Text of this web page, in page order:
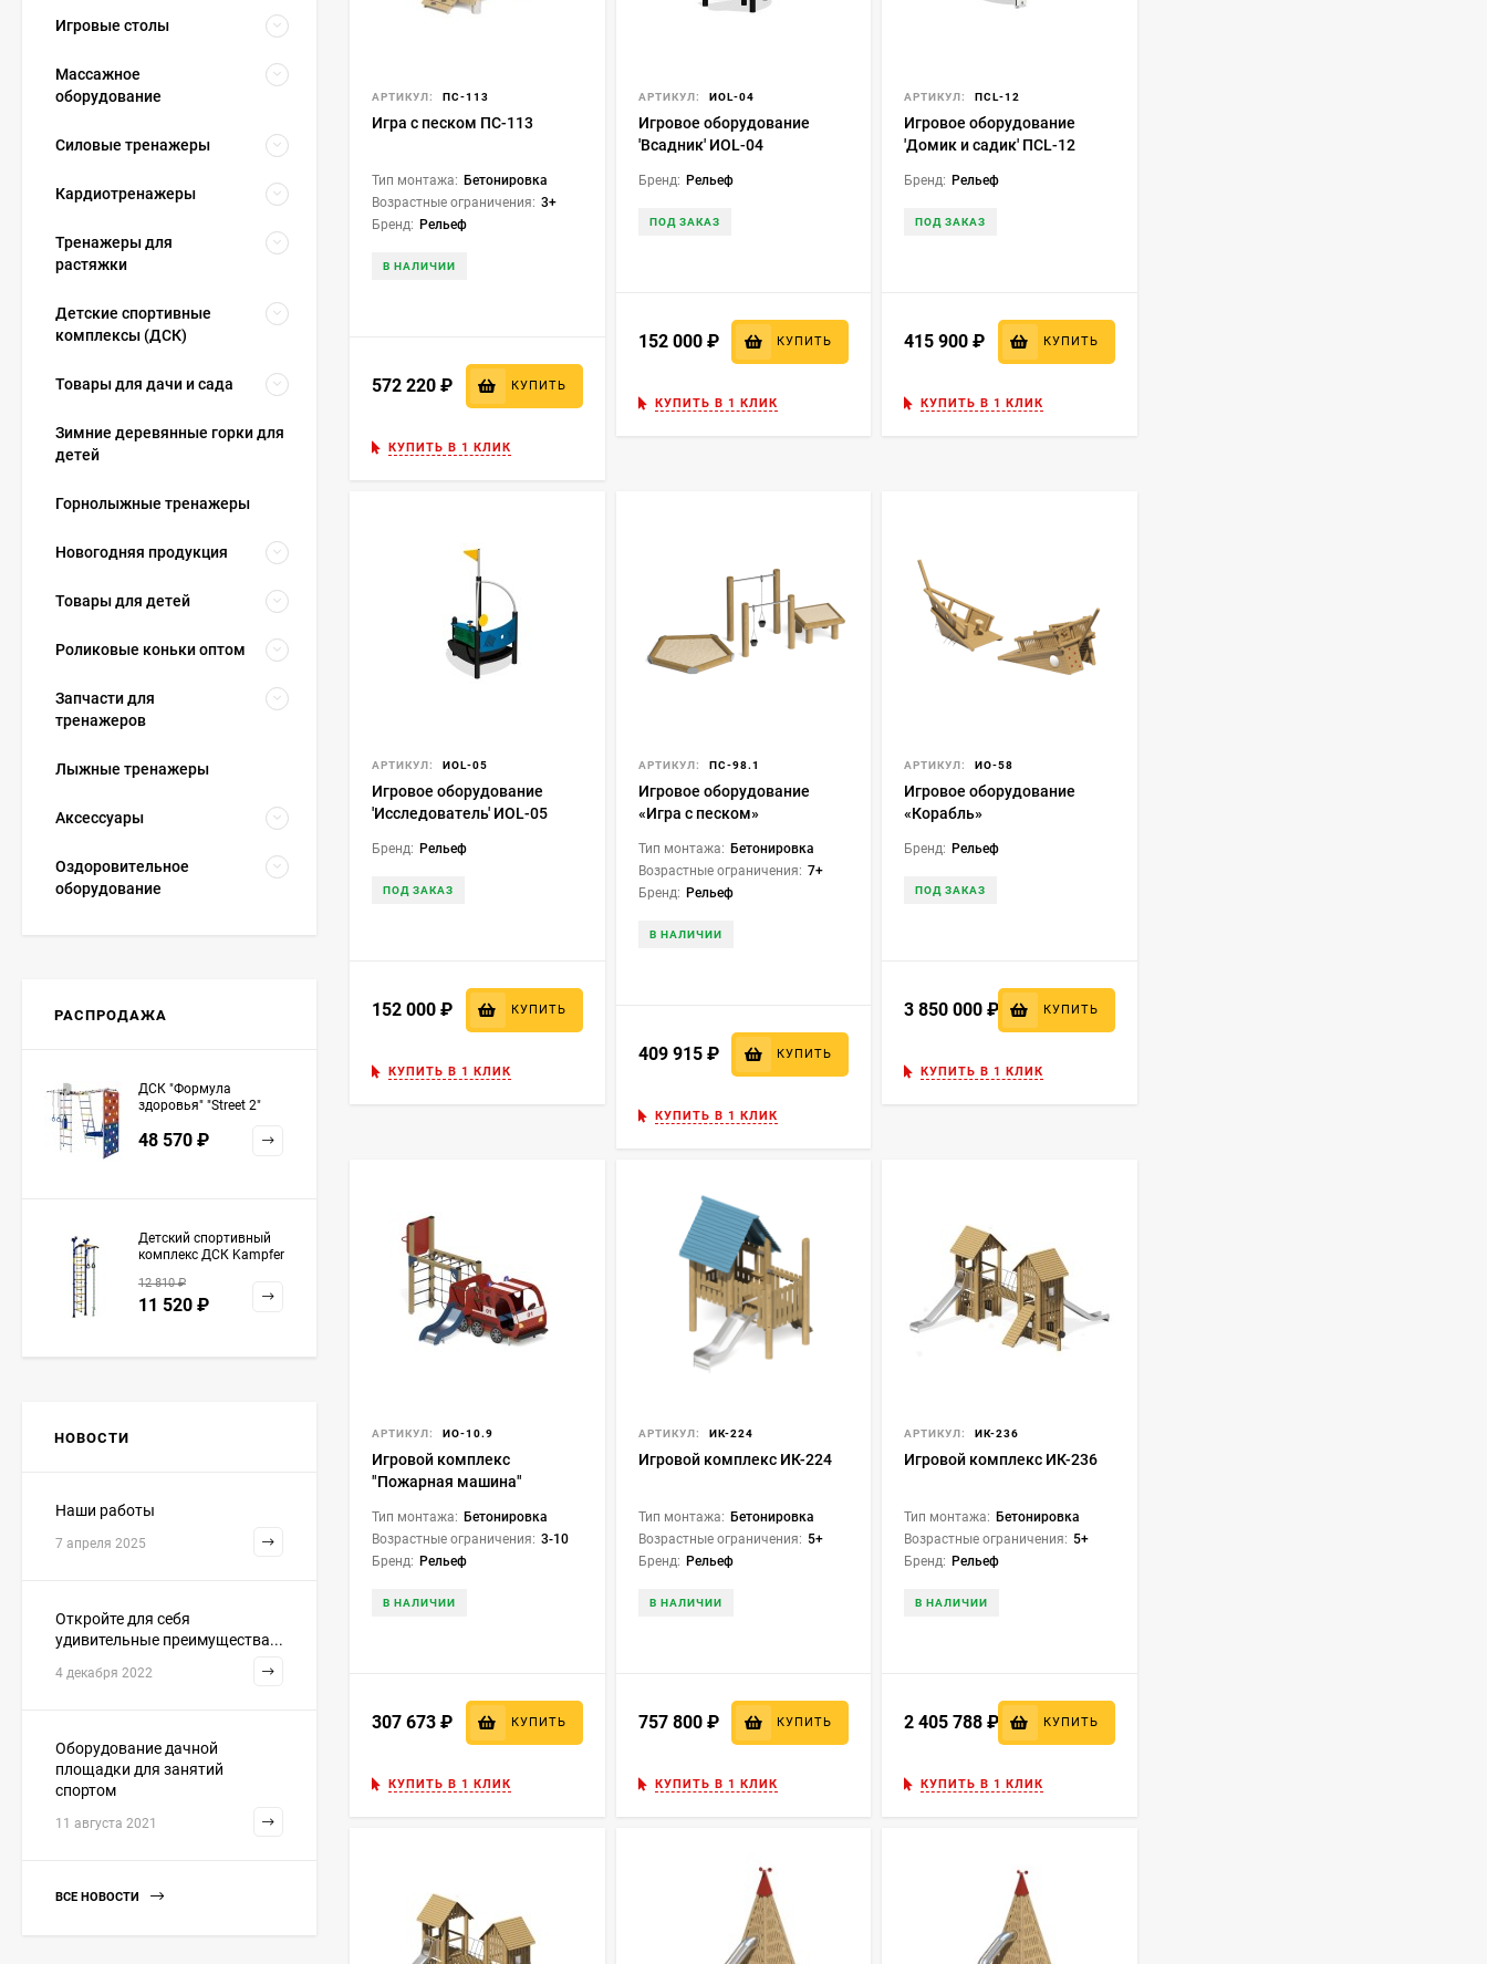
АРТИКУЛ: ПС-113
Игра с песком ПС-113
Тип монтажа: Бетонировка
Возрастные ограничения: 3+
Бренд: Рельеф
В НАЛИЧИИ
572 220 КУПИТЬ
КУПИТЬ В 1 КЛИК
АРТИКУЛ: ИОL-04
Игровое оборудование
'Всадник' ИОL-04
Бренд: Рельеф
ПОД ЗАКАЗ
152 000 ₽ КУПИТЬ
КУПИТЬ В 1 КЛИК
АРТИКУЛ: ПСL-12
Игровое оборудование
'Домик и садик' ПСL-12
Бренд: Рельеф
ПОД ЗАКАЗ
415 900 КУПИТЬ
КУПИТЬ В 1 КЛИК
АРТИКУЛ: ИОL-05
Игровое оборудование
'Исследователь' ИОL-05
Бренд: Рельеф
ПОД ЗАКАЗ
152 000 КУПИТЬ
КУПИТЬ В 1 КЛИК
АРТИКУЛ: ПС-98.1
Игровое оборудование
«Игра с песком»
Тип монтажа: Бетонировка
Возрастные ограничения: 7+
Бренд: Рельеф
В НАЛИЧИИ
409 915 ₽ КУПИТЬ
КУПИТЬ В 1 КЛИК
АРТИКУЛ: ИО-58
Игровое оборудование
«Корабль»
Бренд: Рельеф
ПОД ЗАКАЗ
3 850 000 ₽ КУПИТЬ
КУПИТЬ В 1 КЛИК
АРТИКУЛ: ИО-10.9
Игровой комплекс
"Пожарная машина"
Тип монтажа: Бетонировка
Возрастные ограничения: 3-10
Бренд: Рельеф
В НАЛИЧИИ
307 673 КУПИТЬ
КУПИТЬ В 1 КЛИК
АРТИКУЛ: ИК-224
Игровой комплекс ИК-224
Тип монтажа: Бетонировка
Возрастные ограничения: 5+
Бренд: Рельеф
В НАЛИЧИИ
757 800 ₽ КУПИТЬ
КУПИТЬ В 1 КЛИК
АРТИКУЛ: ИК-236
Игровой комплекс ИК-236
Тип монтажа: Бетонировка
Возрастные ограничения: 5+
Бренд: Рельеф
В НАЛИЧИИ
2 405 788 ₽ КУПИТЬ
КУПИТЬ В 1 КЛИК
Игровые столы
Массажное
оборудование
Силовые тренажеры
Кардиотренажеры
Тренажеры для
растяжки
Детские спортивные
комплексы (ДСК)
Товары для дачи и сада
Зимние деревянные горки для
детей
Горнолыжные тренажеры
Новогодняя продукция
Товары для детей
Роликовые коньки оптом
Запчасти для
тренажеров
Лыжные тренажеры
Аксессуары
Оздоровительное
оборудование
РАСПРОДАЖА
ДСК "Формула
здоровья" "Street 2"
48 570
Детский спортивный
комплекс ДСК Kampfer
12 810
11 520
НОВОСТИ
Наши работы
7 апреля 2025
Откройте для себя
удивительные преимущества...
4 декабря 2022
Оборудование дачной
площадки для занятий
спортом
11 августа 2021
ВСЕ НОВОСТИ